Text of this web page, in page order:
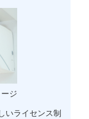
いライセンス制